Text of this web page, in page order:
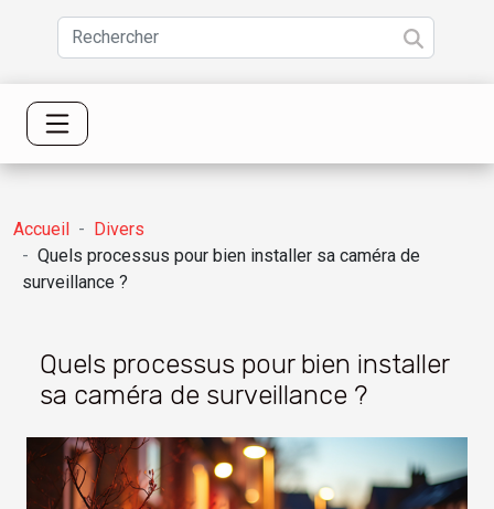
Accueil
Divers
Quels processus pour bien installer sa caméra de
surveillance ?
Quels processus pour bien installer
sa caméra de surveillance ?